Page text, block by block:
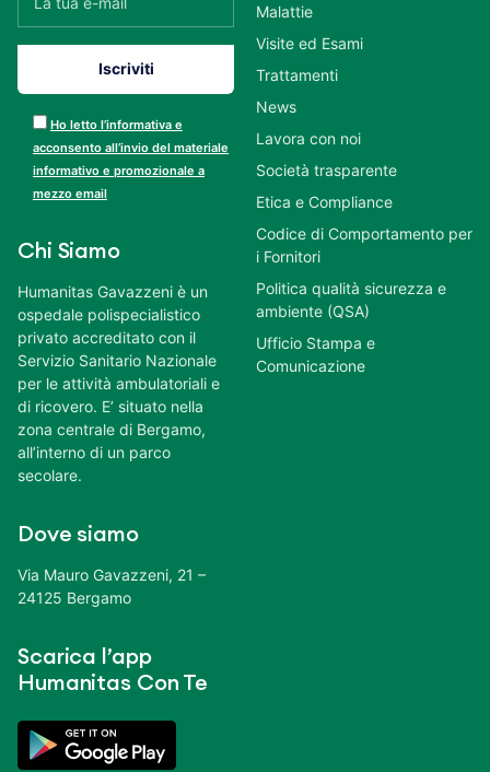
Ho letto l’informativa e
acconsento all’invio del materiale
informativo e promozionale a
mezzo email
Chi Siamo
Humanitas Gavazzeni è un
ospedale polispecialistico
privato accreditato con il
Servizio Sanitario Nazionale
per le attività ambulatoriali e
di ricovero. E’ situato nella
zona centrale di Bergamo,
all’interno di un parco
secolare.
Dove siamo
Via Mauro Gavazzeni, 21 –
24125 Bergamo
Scarica l’app
Humanitas Con Te
Malattie
Visite ed Esami
Trattamenti
News
Lavora con noi
Società trasparente
Etica e Compliance
Codice di Comportamento per
i Fornitori
Politica qualità sicurezza e
ambiente (QSA)
Ufficio Stampa e
Comunicazione